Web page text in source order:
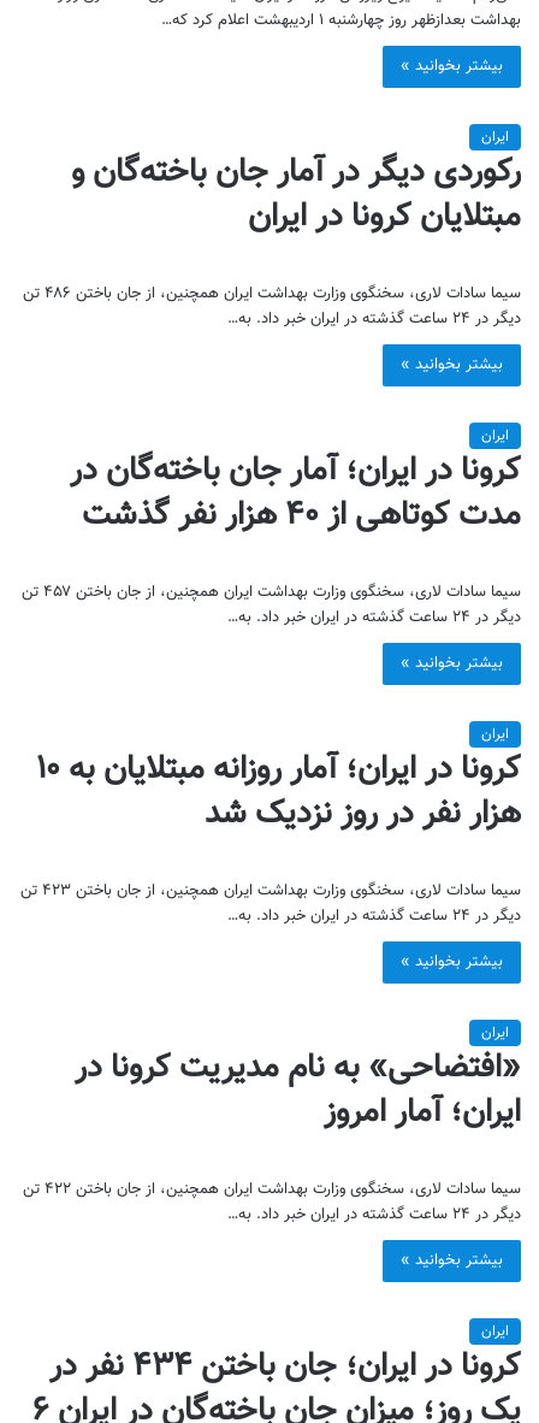
بهداشت بعدازظهر روز چهارشنبه ۱ اردیبهشت اعلام کرد که…
بیشتر بخوانید »
ایران
رکوردی دیگر در آمار جان باخته‌گان و
مبتلایان کرونا در ایران
سیما سادات لاری، سخنگوی وزارت بهداشت ایران همچنین، از جان باختن ۴۸۶ تن
دیگر در ۲۴ ساعت گذشته در ایران خبر داد. به…
بیشتر بخوانید »
ایران
کرونا در ایران؛ آمار جان باخته‌گان در
مدت کوتاهی از ۴۰ هزار نفر گذشت
سیما سادات لاری، سخنگوی وزارت بهداشت ایران همچنین، از جان باختن ۴۵۷ تن
دیگر در ۲۴ ساعت گذشته در ایران خبر داد. به…
بیشتر بخوانید »
ایران
کرونا در ایران؛ آمار روزانه مبتلایان به ۱۰
هزار نفر در روز نزدیک شد
سیما سادات لاری، سخنگوی وزارت بهداشت ایران همچنین، از جان باختن ۴۲۳ تن
دیگر در ۲۴ ساعت گذشته در ایران خبر داد. به…
بیشتر بخوانید »
ایران
«افتضاحی» به نام مدیریت کرونا در
ایران؛ آمار امروز
سیما سادات لاری، سخنگوی وزارت بهداشت ایران همچنین، از جان باختن ۴۲۲ تن
دیگر در ۲۴ ساعت گذشته در ایران خبر داد. به…
بیشتر بخوانید »
ایران
کرونا در ایران؛ جان باختن ۴۳۴ نفر در
یک روز؛ میزان جان باخته‌گان در ایران ۶